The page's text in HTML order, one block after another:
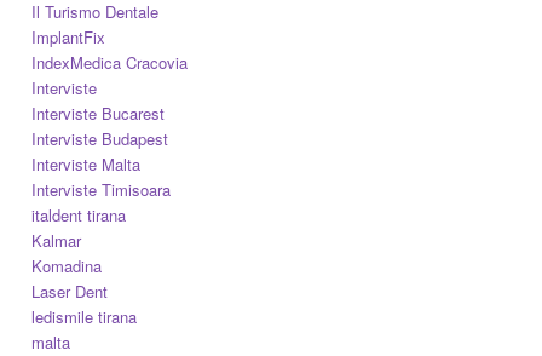
Il Turismo Dentale
ImplantFix
IndexMedica Cracovia
Interviste
Interviste Bucarest
Interviste Budapest
Interviste Malta
Interviste Timisoara
italdent tirana
Kalmar
Komadina
Laser Dent
ledismile tirana
malta